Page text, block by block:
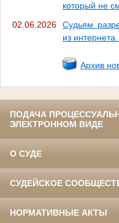
который не
02.06.2026
Судьям
из
Архив
ПОДАЧА
ЭЛЕКТРОННОМ ВИДЕ
О СУДЕ
СУДЕЙСКОЕ
НОРМАТИВНЫЕ АКТЫ